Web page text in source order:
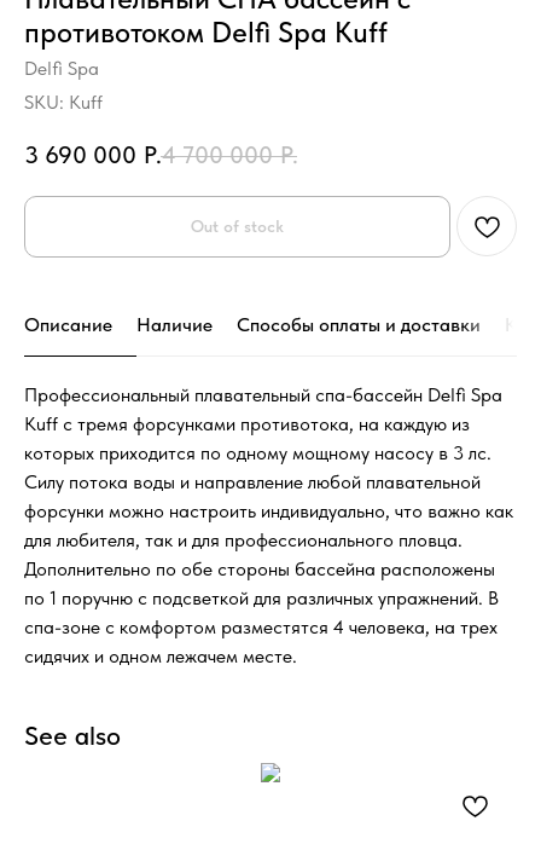
противотоком Delfi Spa Kuff
Delfi Spa
SKU: Kuff
3 690 000 Р.4 700 000 Р.
Out of stock
Описание Наличие Способы оплаты и доставки
Профессиональный плавательный спа-бассейн Delfi Spa
Kuff с тремя форсунками противотока, на каждую из
которых приходится по одному мощному насосу в 3 лс.
Силу потока воды и направление любой плавательной
форсунки можно настроить индивидуально, что важно как
для любителя, так и для профессионального пловца.
Дополнительно по обе стороны бассейна расположены
по 1 поручню с подсветкой для различных упражнений. В
спа-зоне с комфортом разместятся 4 человека, на трех
сидячих и одном лежачем месте.
See also